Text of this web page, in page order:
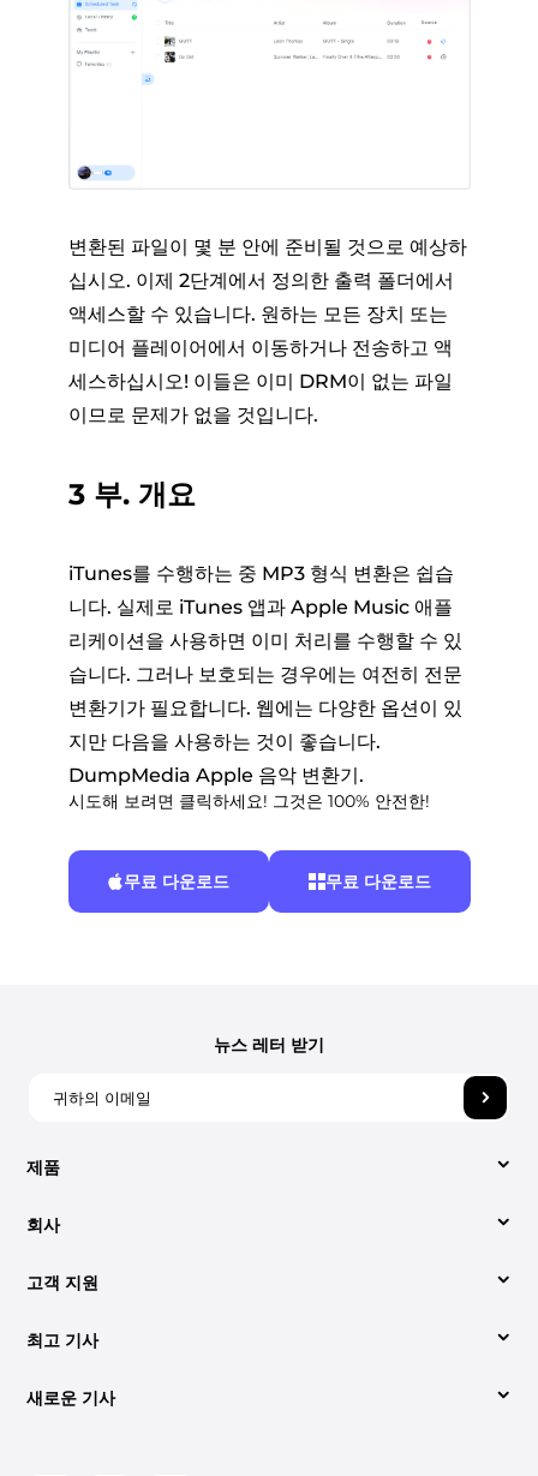
변환된 파일이 몇 분 안에 준비될 것으로 예상하
십시오. 이제 2단계에서 정의한 출력 폴더에서
액세스할 수 있습니다. 원하는 모든 장치 또는
미디어 플레이어에서 이동하거나 전송하고 액
세스하십시오! 이들은 이미 DRM이 없는 파일
이므로 문제가 없을 것입니다.
3 부. 개요
iTunes를 수행하는 중 MP3 형식 변환은 쉽습
니다. 실제로 iTunes 앱과 Apple Music 애플
리케이션을 사용하면 이미 처리를 수행할 수 있
습니다. 그러나 보호되는 경우에는 여전히 전문
변환기가 필요합니다. 웹에는 다양한 옵션이 있
지만 다음을 사용하는 것이 좋습니다.
DumpMedia Apple 음악 변환기.
시도해 보려면 클릭하세요! 그것은 100% 안전한!
무료 다운로드 무료 다운로드
제품
비디오 컨버터
최고 기사
변환하는 쉬운 방법 Spotify 에 MP3 (2026년 업데이트)
새로운 기사
고객 지원
지원 센터
사용법
회사
회사 소개
당사에 문의해 주세요.
약관
뉴스 레터 받기